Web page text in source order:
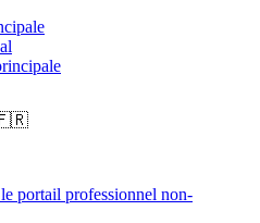
🇫🇷
portail professionnel non-